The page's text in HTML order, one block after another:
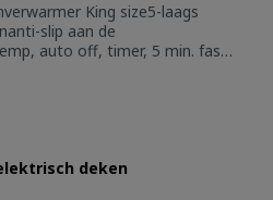
King size5-laags
slip aan de
auto off, timer, 5 min. fast
veiligheid, veilig voor
elektrisch deken